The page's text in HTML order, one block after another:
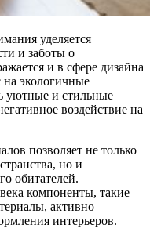
и заботы о
и в сфере дизайна
экологичные
уютные и стильные
воздействие на
позволяет не только
но и
обитателей.
компоненты, такие
активно
интерьеров.